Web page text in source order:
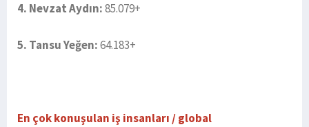
4. Nevzat Aydın:85.079+
5. Tansu Yeğen:64.183+
En çok konuşulan iş insanları / global